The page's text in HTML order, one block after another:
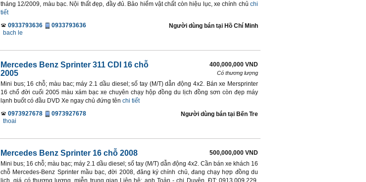
tháng 12/2009, màu bạc. Nội thất đẹp, đầy đủ. Bảo hiểm vật chất còn hiệu lục, xe chính chủ chi
tiết
0933793636
0933793636
bach le
Người dùng bán tại Hồ Chí Minh
Mercedes Benz Sprinter 311 CDI 16 chỗ
2005
400,000,000 VND
Có thương lượng
Mini bus; 16 chỗ; màu bac; máy 2.1 dầu diesel; số tay (M/T) dẫn động 4x2. Bán xe Mersprinter
16 chổ đời cuối 2005 màu xám bạc xe chuyên chạy hộp đồng du lịch đồng sơn còn đẹp máy
lạnh buốt có đầu DVD Xe ngay chủ đứng tên chi tiết
0973927678
0973927678
thoai
Người dùng bán tại Bến Tre
Mercedes Benz Sprinter 16 chỗ 2008
500,000,000 VND
Mini bus; 16 chỗ; màu bạc; máy 2.1 dầu diesel; số tay (M/T) dẫn động 4x2. Cần bán xe khách 16
chỗ Mercedes-Benz Sprinter mầu bạc, đời 2008, đăng ký chính chủ, đang chạy hợp đồng du
lịch, giá có thương lượng, miễn trung gian Liên hệ: anh Toản - chị Duyên, ĐT: 0913.009.229,